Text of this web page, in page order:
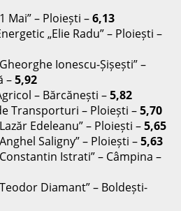
Mai” – Ploiești –6,13
„Elie Radu” – Ploiești –
Ionescu-Șișești” –
–5,92
– Bărcănești –5,82
Transporturi – Ploiești –5,70
Edeleanu” – Ploiești –5,65
Saligny” – Ploiești –5,63
Istrati” – Câmpina –
Diamant” – Boldești-